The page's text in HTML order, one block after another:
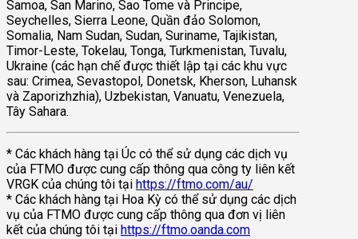
Samoa, San Marino, Sao Tome và Principe,
Seychelles, Sierra Leone, Quần đảo Solomon,
Somalia, Nam Sudan, Sudan, Suriname, Tajikistan,
Timor-Leste, Tokelau, Tonga, Turkmenistan, Tuvalu,
Ukraine (các hạn chế được thiết lập tại các khu vực
sau: Crimea, Sevastopol, Donetsk, Kherson, Luhansk
và Zaporizhzhia), Uzbekistan, Vanuatu, Venezuela,
Tây Sahara.
* Các khách hàng tại Úc có thể sử dụng các dịch vụ
của FTMO được cung cấp thông qua công ty liên kết
VRGK của chúng tôi tại https://ftmo.com/au/
* Các khách hàng tại Hoa Kỳ có thể sử dụng các dịch
vụ của FTMO được cung cấp thông qua đơn vị liên
kết của chúng tôi tại https://ftmo.oanda.com